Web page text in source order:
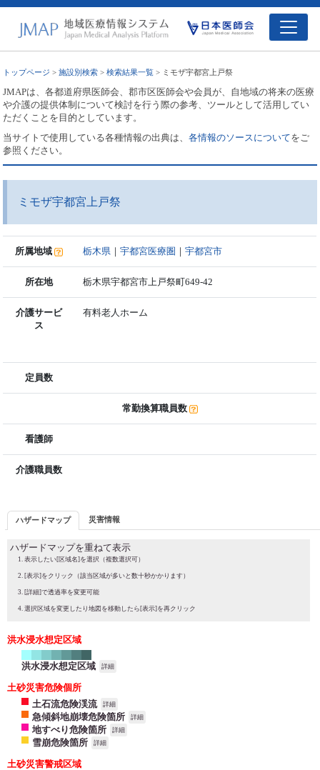
トップページ >施設別検索 >検索結果一覧 > ミモザ宇都宮上戸祭
JMAPは、各都道府県医師会、郡市区医師会や会員が、自地域の将来の医療
や介護の提供体制について検討を行う際の参考、ツールとして活用してい
ただくことを目的としています。
当サイトで使用している各種情報の出典は、各情報のソースについてをご
参照ください。
ミモザ宇都宮上戸祭
所属地域 栃木県 ｜宇都宮医療圏 ｜宇都宮市
所在地 栃木県宇都宮市上戸祭町649-42
介護サービ
ス
有料老人ホーム
定員数
常勤換算職員数
看護師
介護職員数
ハザードマップ 災害情報
ハザードマップを重ねて表示
表示したい[区域名]を選択（複数選択可）
[表示]をクリック（該当区域が多いと数十秒かかります）
[詳細]で透過率を変更可能
選択区域を変更したり地図を移動したら[表示]を再クリック
洪水浸水想定区域
洪水浸水想定区域 詳細
土砂災害危険個所
土石流危険渓流
詳細
急傾斜地崩壊危険箇所 詳細
地すべり危険箇所 詳細
雪崩危険箇所 詳細
土砂災害警戒区域